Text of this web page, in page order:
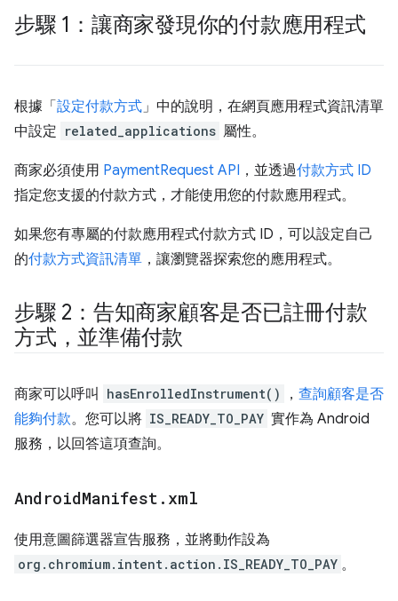
步驟 1：讓商家發現你的付款應用程式
根據「 設定付款方式」中的說明，在網頁應用程式資訊清單
中設定 related_applications 屬性。
商家必須使用 PaymentRequest API ，並透過付款方式 ID
指定您支援的付款方式，才能使用您的付款應用程式。
如果您有專屬的付款應用程式付款方式 ID，可以設定自己
的付款方式資訊清單 ，讓瀏覽器探索您的應用程式。
步驟 2：告知商家顧客是否已註冊付款
方式，並準備付款
商家可以呼叫 hasEnrolledInstrument() ， 查詢顧客是否
能夠付款。您可以將 IS_READY_TO_PAY 實作為 Android
服務，以回答這項查詢。
AndroidManifest . xml
使用意圖篩選器宣告服務，並將動作設為
org.chromium.intent.action.IS_READY_TO_PAY 。